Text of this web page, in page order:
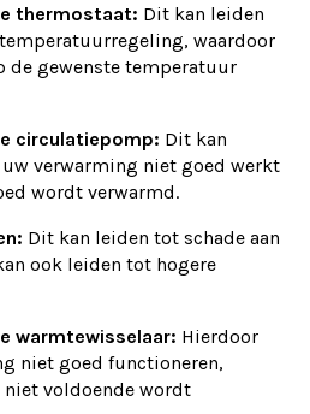
thermostaat: Dit kan leiden
waardoor
de gewenste temperatuur
circulatiepomp: Dit kan
verwarming niet goed werkt
wordt verwarmd.
Dit kan leiden tot schade aan
ook leiden tot hogere
warmtewisselaar: Hierdoor
niet goed functioneren,
voldoende wordt